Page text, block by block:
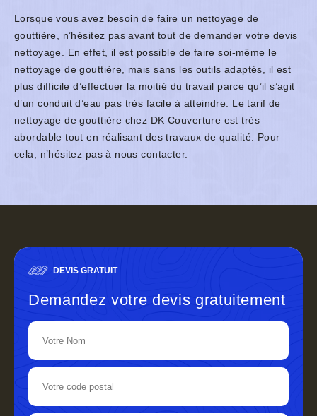
Lorsque vous avez besoin de faire un nettoyage de
gouttière, n’hésitez pas avant tout de demander votre devis
nettoyage. En effet, il est possible de faire soi-même le
nettoyage de gouttière, mais sans les outils adaptés, il est
plus difficile d’effectuer la moitié du travail parce qu’il s’agit
d’un conduit d’eau pas très facile à atteindre. Le tarif de
nettoyage de gouttière chez DK Couverture est très
abordable tout en réalisant des travaux de qualité. Pour
cela, n’hésitez pas à nous contacter.
DEVIS GRATUIT
Demandez votre devis gratuitement